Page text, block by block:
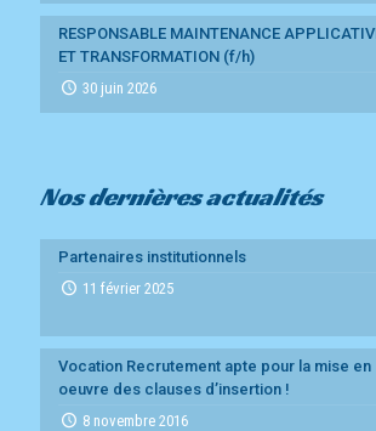
RESPONSABLE MAINTENANCE
ET TRANSFORMATION (f/h)
30 juin 2026
Nos dernières actualités
Partenaires institutionnels
11 février 2025
Vocation Recrutement apte pour la mise en
oeuvre des clauses d’insertion !
8 novembre 2016